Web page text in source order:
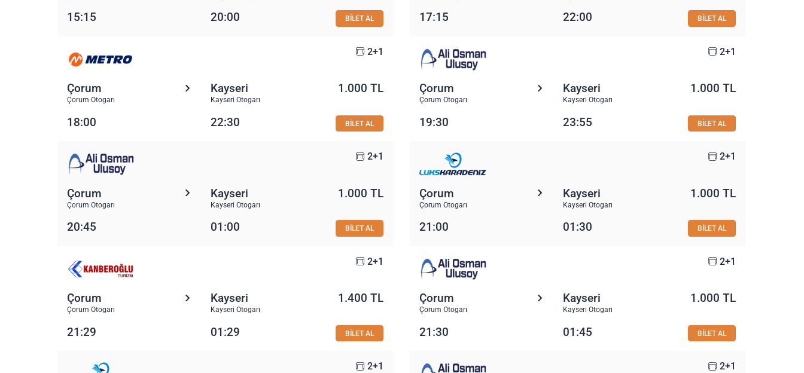
15:15 20:00 BİLET AL 17:15 22:00 BİLET AL
2+1
Çorum
Çorum Otogarı
Kayseri
Kayseri Otogarı
1.000 TL
18:00 22:30 BİLET AL
2+1
Çorum
Çorum Otogarı
Kayseri
Kayseri Otogarı
1.000 TL
19:30 23:55 BİLET AL
2+1
Çorum
Çorum Otogarı
Kayseri
Kayseri Otogarı
1.000 TL
20:45 01:00 BİLET AL
2+1
Çorum
Çorum Otogarı
Kayseri
Kayseri Otogarı
1.000 TL
21:00 01:30 BİLET AL
2+1
Çorum
Çorum Otogarı
Kayseri
Kayseri Otogarı
1.400 TL
21:29 01:29 BİLET AL
2+1
Çorum
Çorum Otogarı
Kayseri
Kayseri Otogarı
1.000 TL
21:30 01:45 BİLET AL
2+1 2+1